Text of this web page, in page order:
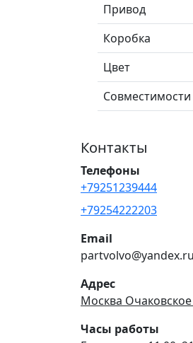
Привод
Коробка
Цвет
Совместимости
Контакты
Телефоны
+79251239444
+79254222203
Email
partvolvo@yandex.ru
Адрес
Москва
Часы работы